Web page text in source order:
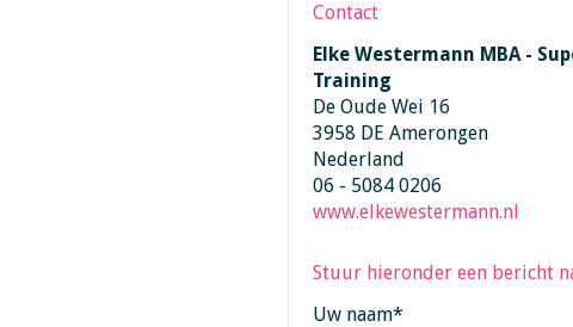
Contact
Elke Westermann MBA -
Training
De Oude Wei 16
3958 DE Amerongen
Nederland
06 - 5084 0206
www.elkewestermann.nl
Stuur hieronder een bericht
Uw naam*